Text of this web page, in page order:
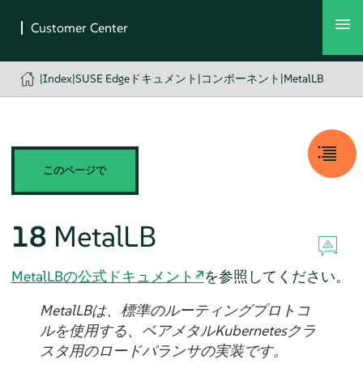
|Index|SUSE Edgeドキュメント |コンポーネント |MetalLB
このページで
18 MetalLB
MetalLBの公式ドキュメント
を参照してください。
MetalLBは、標準のルーティングプロトコ
ルを使用する、ベアメタルKubernetesクラ
スタ用のロードバランサの実装です。